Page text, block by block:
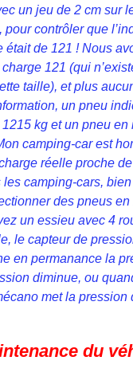
un jeu de 2 cm sur
pour contrôler que
était de 121 ! Nous
121 (qui
taille), et plus
un pneu
kg et un pneu
camping-car est
réelle proche
camping-cars,
des pneus
un essieu avec 4
le capteur de
en permanance la
diminue, ou
met la pression
du